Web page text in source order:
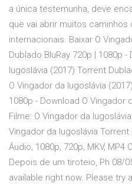
a única testemunha, deve
que vai abrir muitos caminhos
internacionais. Baixar O
Dublado BluRay 720p | 1080p
Iugoslávia (2017) Torrent
O Vingador da Iugoslávia
1080p - Download O Vingador
Filme: O Vingador da
Vingador da Iugoslávia Torrent
Áudio, 1080p, 720p, MKV, MP4
Depois de um tiroteio, Ph 08/
available right now. Please try